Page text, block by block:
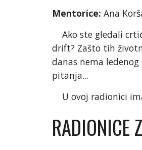
Mentorice: Ana
Ako ste gledali
drift? Zašto tih
danas nema
pitanja...
U ovoj radionici
RADIONICE